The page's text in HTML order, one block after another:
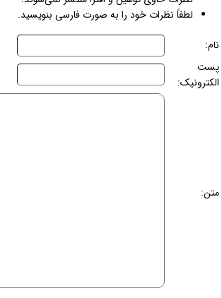
لطفاً نظرات خود را به صورت فارسی بنویسید.
نام:
پست
الکترونیک:
متن: